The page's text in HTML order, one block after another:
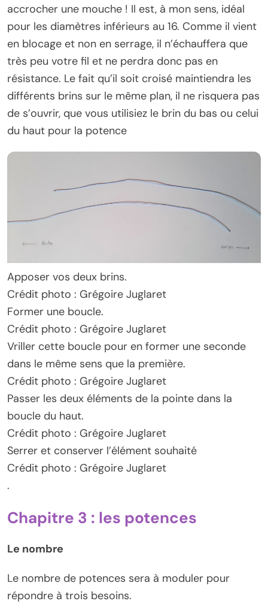
accrocher une mouche ! Il est, à mon sens, idéal
pour les diamètres inférieurs au 16. Comme il vient
en blocage et non en serrage, il n’échauffera que
très peu votre fil et ne perdra donc pas en
résistance. Le fait qu’il soit croisé maintiendra les
différents brins sur le même plan, il ne risquera pas
de s’ouvrir, que vous utilisiez le brin du bas ou celui
du haut pour la potence
Apposer vos deux brins.
Crédit photo : Grégoire Juglaret
Former une boucle.
Crédit photo : Grégoire Juglaret
Vriller cette boucle pour en former une seconde
dans le même sens que la première.
Crédit photo : Grégoire Juglaret
Passer les deux éléments de la pointe dans la
boucle du haut.
Crédit photo : Grégoire Juglaret
Serrer et conserver l’élément souhaité
Crédit photo : Grégoire Juglaret
.
Chapitre 3 : les potences
Le nombre
Le nombre de potences sera à moduler pour
répondre à trois besoins.